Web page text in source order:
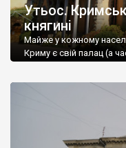
Утьос.
княгині
Майже у кожному
Криму є свій палац (а